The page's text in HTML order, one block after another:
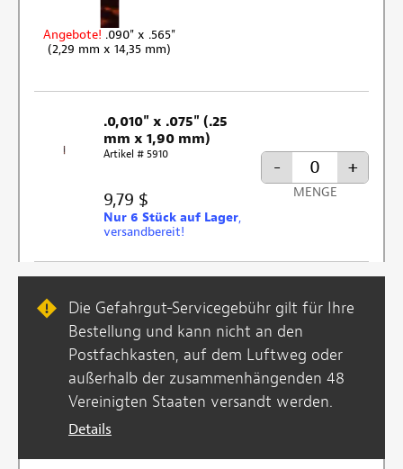
Angebote! .090" x .565"
(2,29 mm x 14,35 mm)
.0,010" x .075" (.25
mm x 1,90 mm)
Artikel # 5910
9,79 $
Nur 6 Stück auf Lager,
versandbereit!
- +
MENGE
Die Gefahrgut-Servicegebühr gilt für Ihre
Bestellung und kann nicht an den
Postfachkasten, auf dem Luftweg oder
außerhalb der zusammenhängenden 48
Vereinigten Staaten versandt werden.
Details